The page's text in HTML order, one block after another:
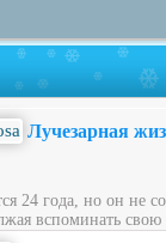
Лучезарная
24 года, но он не
вспоминать свою